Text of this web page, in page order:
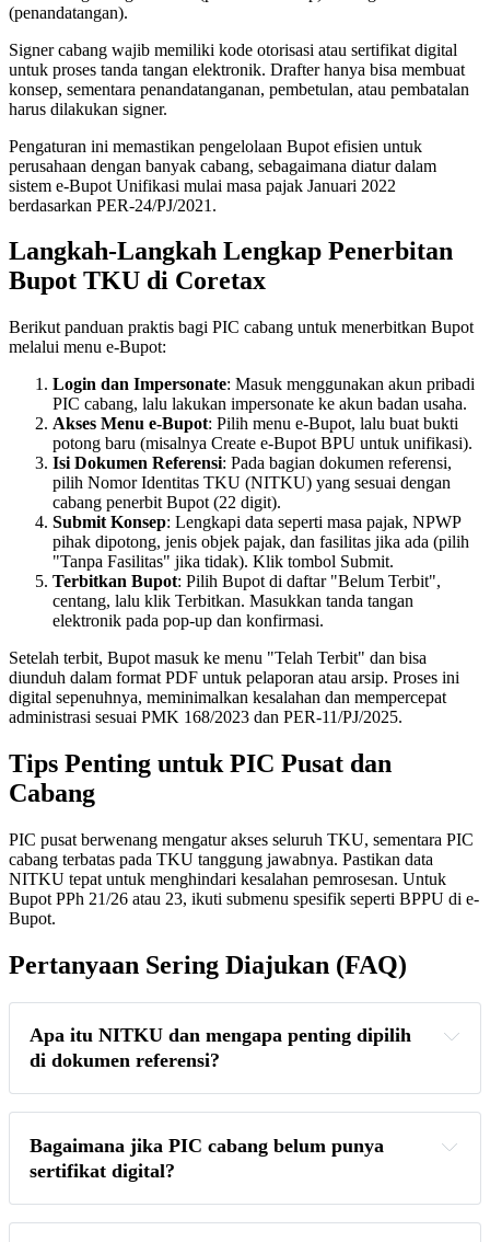
(penandatangan).
Signer cabang wajib memiliki kode otorisasi atau sertifikat digital
untuk proses tanda tangan elektronik. Drafter hanya bisa membuat
konsep, sementara penandatanganan, pembetulan, atau pembatalan
harus dilakukan signer.
Pengaturan ini memastikan pengelolaan Bupot efisien untuk
perusahaan dengan banyak cabang, sebagaimana diatur dalam
sistem e-Bupot Unifikasi mulai masa pajak Januari 2022
berdasarkan PER-24/PJ/2021.
Langkah-Langkah Lengkap Penerbitan
Bupot TKU di Coretax
Berikut panduan praktis bagi PIC cabang untuk menerbitkan Bupot
melalui menu e-Bupot:
Login dan Impersonate: Masuk menggunakan akun pribadi
PIC cabang, lalu lakukan impersonate ke akun badan usaha.
Akses Menu e-Bupot: Pilih menu e-Bupot, lalu buat bukti
potong baru (misalnya Create e-Bupot BPU untuk unifikasi).
Isi Dokumen Referensi: Pada bagian dokumen referensi,
pilih Nomor Identitas TKU (NITKU) yang sesuai dengan
cabang penerbit Bupot (22 digit).
Submit Konsep: Lengkapi data seperti masa pajak, NPWP
pihak dipotong, jenis objek pajak, dan fasilitas jika ada (pilih
"Tanpa Fasilitas" jika tidak). Klik tombol Submit.
Terbitkan Bupot: Pilih Bupot di daftar "Belum Terbit",
centang, lalu klik Terbitkan. Masukkan tanda tangan
elektronik pada pop-up dan konfirmasi.
Setelah terbit, Bupot masuk ke menu "Telah Terbit" dan bisa
diunduh dalam format PDF untuk pelaporan atau arsip. Proses ini
digital sepenuhnya, meminimalkan kesalahan dan mempercepat
administrasi sesuai PMK 168/2023 dan PER-11/PJ/2025.
Tips Penting untuk PIC Pusat dan
Cabang
PIC pusat berwenang mengatur akses seluruh TKU, sementara PIC
cabang terbatas pada TKU tanggung jawabnya. Pastikan data
NITKU tepat untuk menghindari kesalahan pemrosesan. Untuk
Bupot PPh 21/26 atau 23, ikuti submenu spesifik seperti BPPU di e-
Bupot.
Pertanyaan Sering Diajukan (FAQ)
Apa itu NITKU dan mengapa penting dipilih
di dokumen referensi?
Bagaimana jika PIC cabang belum punya
sertifikat digital?